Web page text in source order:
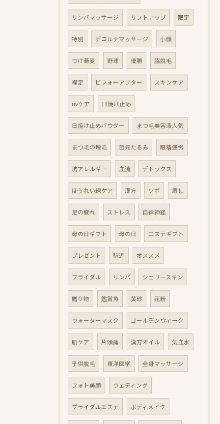
リンパマッサージ リフトアップ 限定
特別 デコルテマッサージ 小顔
つけ蕎麦 野球 優勝 脇脱毛
襟足 ビフォーアフター スキンケア
uvケア 日焼け止め
日焼け止めパウダー まつ毛美容液人気
まつ毛の増毛 目元たるみ 眼精疲労
坑アレルギー 血流 デトックス
ほうれい線ケア 漢方 ツボ 癒し
足の疲れ ストレス 自律神経
母の日ギフト 母の日 エステギフト
プレゼント 駅近 オススメ
ブライダル リンパ シェリースキン
贈り物 鑑賞魚 黄砂 花粉
ウォーターマスク ゴールデンウィーク
肌ケア 片頭痛 漢方オイル 気血水
子供脱毛 東洋医学 全身マッサージ
フォト美顔 ウェディング
ブライダルエステ ボディメイク